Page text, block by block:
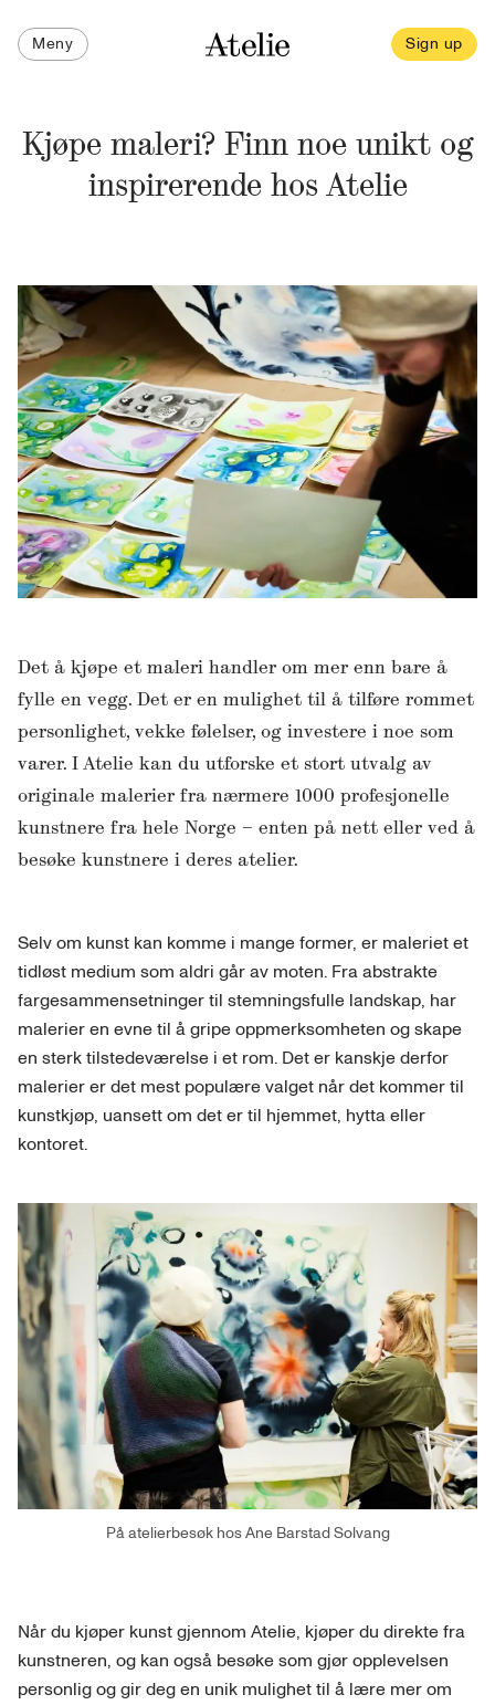
Meny Sign up
Kjøpe maleri? Finn noe unikt og
inspirerende hos Atelie
Det å kjøpe et maleri handler om mer enn bare å
fylle en vegg. Det er en mulighet til å tilføre rommet
personlighet, vekke følelser, og investere i noe som
varer. I Atelie kan du utforske et stort utvalg av
originale malerier fra nærmere 1000 profesjonelle
kunstnere fra hele Norge – enten på nett eller ved å
besøke kunstnere i deres atelier.
Selv om kunst kan komme i mange former, er maleriet et
tidløst medium som aldri går av moten. Fra abstrakte
fargesammensetninger til stemningsfulle landskap, har
malerier en evne til å gripe oppmerksomheten og skape
en sterk tilstedeværelse i et rom. Det er kanskje derfor
malerier er det mest populære valget når det kommer til
kunstkjøp, uansett om det er til hjemmet, hytta eller
kontoret.
På atelierbesøk hos Ane Barstad Solvang
Når du kjøper kunst gjennom Atelie, kjøper du direkte fra
kunstneren, og kan også besøke som gjør opplevelsen
personlig og gir deg en unik mulighet til å lære mer om